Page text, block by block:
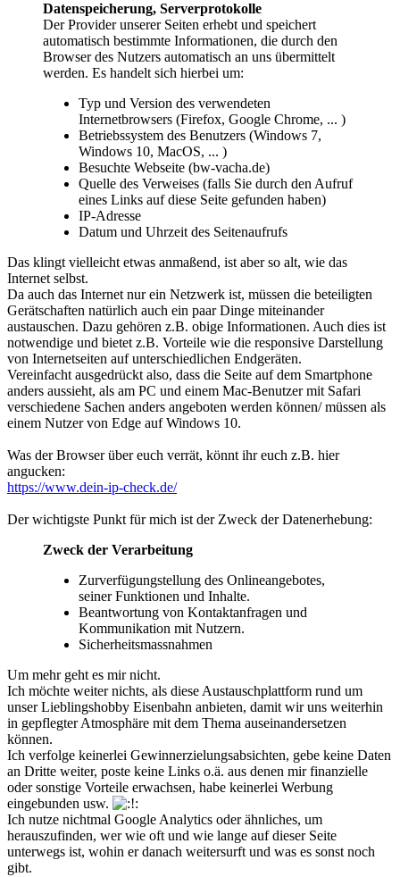
Datenspeicherung, Serverprotokolle
Der Provider unserer Seiten erhebt und speichert
automatisch bestimmte Informationen, die durch den
Browser des Nutzers automatisch an uns übermittelt
werden. Es handelt sich hierbei um:
Typ und Version des verwendeten
Internetbrowsers (Firefox, Google Chrome, ... )
Betriebssystem des Benutzers (Windows 7,
Windows 10, MacOS, ... )
Besuchte Webseite (bw-vacha.de)
Quelle des Verweises (falls Sie durch den Aufruf
eines Links auf diese Seite gefunden haben)
IP-Adresse
Datum und Uhrzeit des Seitenaufrufs
Das klingt vielleicht etwas anmaßend, ist aber so alt, wie das
Internet selbst.
Da auch das Internet nur ein Netzwerk ist, müssen die beteiligten
Gerätschaften natürlich auch ein paar Dinge miteinander
austauschen. Dazu gehören z.B. obige Informationen. Auch dies ist
notwendige und bietet z.B. Vorteile wie die responsive Darstellung
von Internetseiten auf unterschiedlichen Endgeräten.
Vereinfacht ausgedrückt also, dass die Seite auf dem Smartphone
anders aussieht, als am PC und einem Mac-Benutzer mit Safari
verschiedene Sachen anders angeboten werden können/ müssen als
einem Nutzer von Edge auf Windows 10.
Was der Browser über euch verrät, könnt ihr euch z.B. hier
angucken:
https://www.dein-ip-check.de/
Der wichtigste Punkt für mich ist der Zweck der Datenerhebung:
Zweck der Verarbeitung
Zurverfügungstellung des Onlineangebotes,
seiner Funktionen und Inhalte.
Beantwortung von Kontaktanfragen und
Kommunikation mit Nutzern.
Sicherheitsmassnahmen
Um mehr geht es mir nicht.
Ich möchte weiter nichts, als diese Austauschplattform rund um
unser Lieblingshobby Eisenbahn anbieten, damit wir uns weiterhin
in gepflegter Atmosphäre mit dem Thema auseinandersetzen
können.
Ich verfolge keinerlei Gewinnerzielungsabsichten, gebe keine Daten
an Dritte weiter, poste keine Links o.ä. aus denen mir finanzielle
oder sonstige Vorteile erwachsen, habe keinerlei Werbung
eingebunden usw.
Ich nutze nichtmal Google Analytics oder ähnliches, um
herauszufinden, wer wie oft und wie lange auf dieser Seite
unterwegs ist, wohin er danach weitersurft und was es sonst noch
gibt.